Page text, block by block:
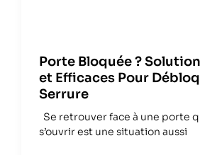
Porte Bloquée ?
et Efficaces Pour
Serrure
Se retrouver face à une porte
s’ouvrir est une situation aussi